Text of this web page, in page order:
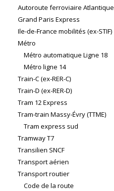
Autoroute ferroviaire Atlantique
Grand Paris Express
Ile-de-France mobilités (ex-STIF)
Métro
Métro automatique Ligne 18
Métro ligne 14
Train-C (ex-RER-C)
Train-D (ex-RER-D)
Tram 12 Express
Tram-train Massy-Évry (TTME)
Tram express sud
Tramway T7
Transilien SNCF
Transport aérien
Transport routier
Code de la route